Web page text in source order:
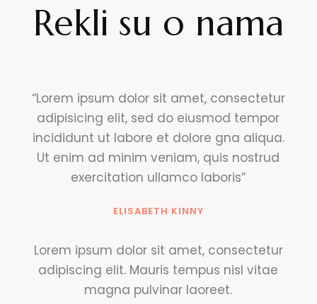
Rekli su o nama
“Lorem ipsum dolor sit amet, consectetur
adipisicing elit, sed do eiusmod tempor
incididunt ut labore et dolore gna aliqua.
Ut enim ad minim veniam, quis nostrud
exercitation ullamco laboris”
ELISABETH KINNY
Lorem ipsum dolor sit amet, consectetur
adipiscing elit. Mauris tempus nisl vitae
magna pulvinar laoreet.